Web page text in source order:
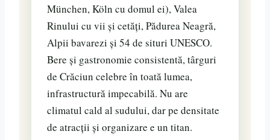
München, Köln cu domul ei), Valea
Rinului cu vii și cetăți, Pădurea Neagră,
Alpii bavarezi și 54 de situri UNESCO.
Bere și gastronomie consistentă, târguri
de Crăciun celebre în toată lumea,
infrastructură impecabilă. Nu are
climatul cald al sudului, dar pe densitate
de atracții și organizare e un titan.